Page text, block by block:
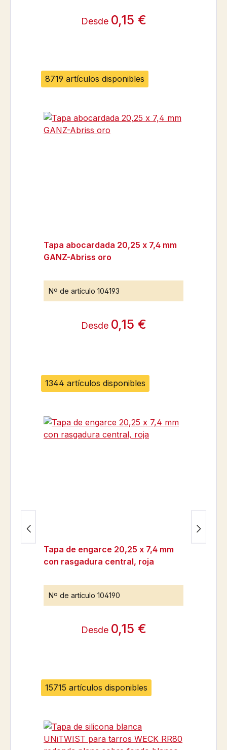
8719 artículos disponibles
Desde 0,15 €
1344 artículos disponibles
Tapa abocardada 20,25 x 7,4 mm
GANZ-Abriss oro
Nº de artículo 104193
Desde 0,15 €
15715 artículos disponibles
Tapa de engarce 20,25 x 7,4 mm
con rasgadura central, roja
Nº de artículo 104190
Desde 0,15 €